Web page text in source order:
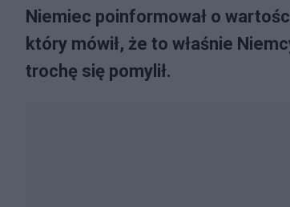
Niemiec poinformował o
który mówił, że to właśnie
trochę się pomylił.